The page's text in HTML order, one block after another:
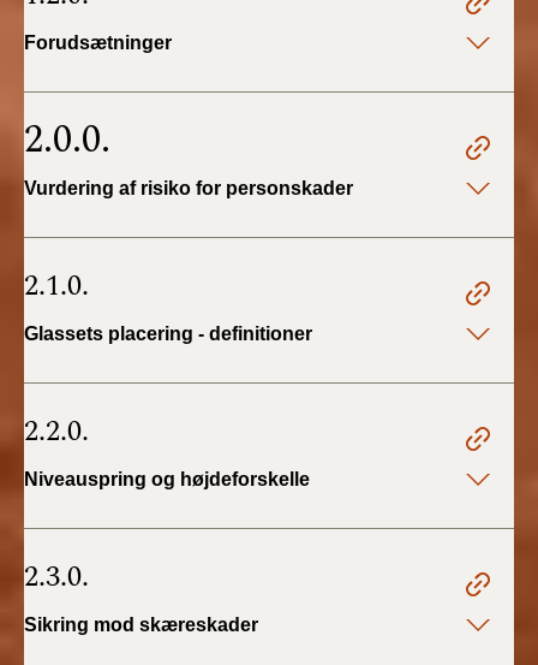
2019)
2018)
BR15 (2015-2018)
Forudsætninger
2.0.0.
Vurdering af risiko for personskader
2.1.0.
Glassets placering - definitioner
2.2.0.
Niveauspring og højdeforskelle
2.3.0.
Sikring mod skæreskader